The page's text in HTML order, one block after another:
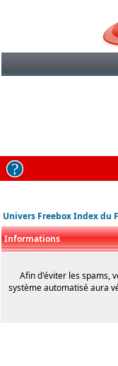
Univers Freebox Index du
Informations
Afin d'éviter les spams,
système automatisé aura